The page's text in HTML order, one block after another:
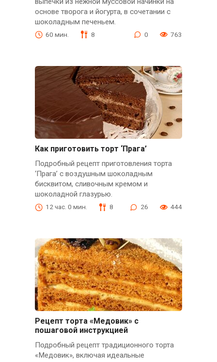
основе творога и йогурта, в сочетании с
шоколадным печеньем.
60 мин. 8 0 763
Как приготовить торт ‘Прага’
Подробный рецепт приготовления торта
‘Прага’ с воздушным шоколадным
бисквитом, сливочным кремом и
шоколадной глазурью.
12 час. 0 мин. 8 26 444
Рецепт торта «Медовик» с
пошаговой инструкцией
Подробный рецепт традиционного торта
«Медовик», включая идеальные